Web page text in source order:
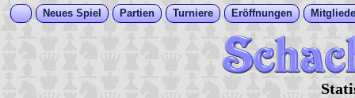
Neues Spiel Partien Turniere Eröffnungen